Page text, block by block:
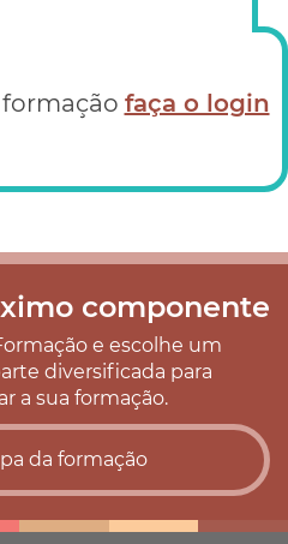
faça o login
componente
e escolhe um
diversificada para
a sua formação.
da formação